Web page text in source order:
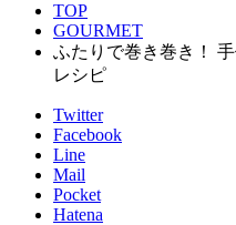
TOP
GOURMET
ふたりで巻き巻き！
レシピ
Twitter
Facebook
Line
Mail
Pocket
Hatena